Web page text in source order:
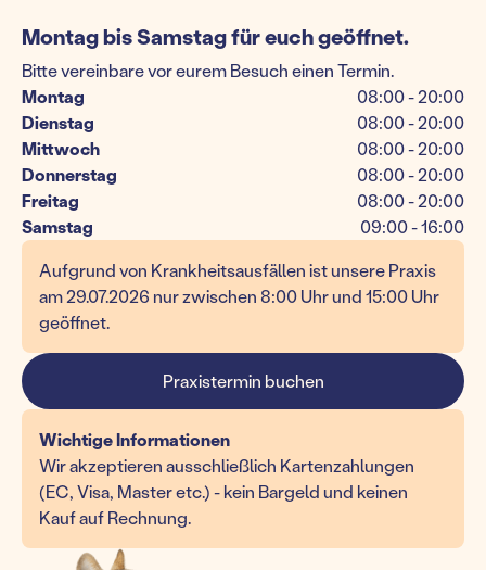
Montag bis Samstag für euch geöffnet.
Bitte vereinbare vor eurem Besuch einen Termin.
Montag
08:00 - 20:00
Dienstag
08:00 - 20:00
Mittwoch
08:00 - 20:00
Donnerstag
08:00 - 20:00
Freitag
08:00 - 20:00
Samstag
09:00 - 16:00
Aufgrund von Krankheitsausfällen ist unsere Praxis
am 29.07.2026 nur zwischen 8:00 Uhr und 15:00 Uhr
geöffnet.
Praxistermin buchen
Wichtige Informationen
Wir akzeptieren ausschließlich Kartenzahlungen
(EC, Visa, Master etc.) - kein Bargeld und keinen
Kauf auf Rechnung.